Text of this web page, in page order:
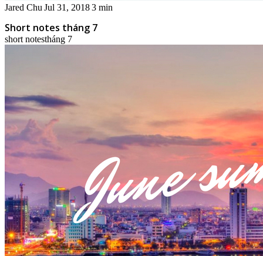
Jared Chu Jul 31, 20183 min
Short notes tháng 7
short notestháng 7